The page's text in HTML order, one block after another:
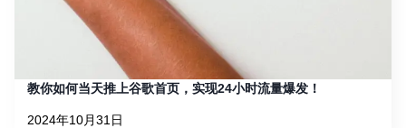
教你如何当天推上谷歌首页，实现24小时流量爆发！
2024年10月31日